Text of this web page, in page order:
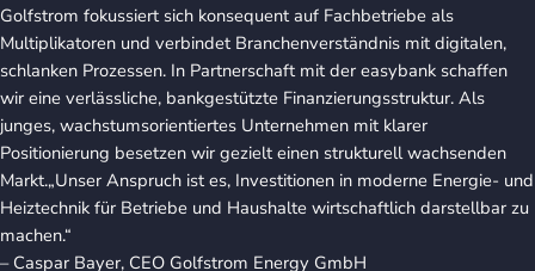
Golfstrom fokussiert sich konsequent auf Fachbetriebe als
Multiplikatoren und verbindet Branchenverständnis mit digitalen,
schlanken Prozessen. In Partnerschaft mit der easybank schaffen
wir eine verlässliche, bankgestützte Finanzierungsstruktur. Als
junges, wachstumsorientiertes Unternehmen mit klarer
Positionierung besetzen wir gezielt einen strukturell wachsenden
Markt.„Unser Anspruch ist es, Investitionen in moderne Energie- und
Heiztechnik für Betriebe und Haushalte wirtschaftlich darstellbar zu
machen.“
– Caspar Bayer, CEO Golfstrom Energy GmbH